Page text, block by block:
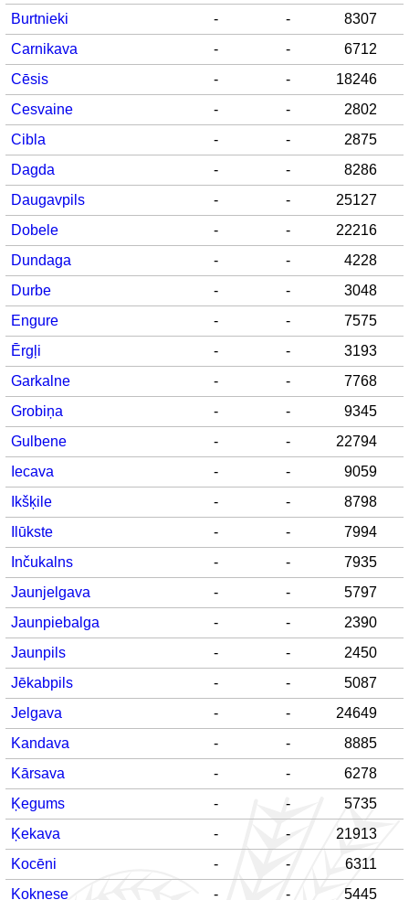
Burtnieki
- -
8307
Carnikava
- -
6712
Cēsis
- -
18246
Cesvaine
- -
2802
Cibla
- -
2875
Dagda
- -
8286
Daugavpils
- -
25127
Dobele
- -
22216
Dundaga
- -
4228
Durbe
- -
3048
Engure
- -
7575
Ērgļi
- -
3193
Garkalne
- -
7768
Grobiņa
- -
9345
Gulbene
- -
22794
Iecava
- -
9059
Ikšķile
- -
8798
Ilūkste
- -
7994
Inčukalns
- -
7935
Jaunjelgava
- -
5797
Jaunpiebalga
- -
2390
Jaunpils
- -
2450
Jēkabpils
- -
5087
Jelgava
- -
24649
Kandava
- -
8885
Kārsava
- -
6278
Ķegums
- -
5735
Ķekava
- -
21913
Kocēni
- -
6311
Koknese
- - 5445